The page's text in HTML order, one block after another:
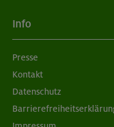
10./17.09.26
Bouldern für
München
Info
Presse
Kontakt
Datenschutz